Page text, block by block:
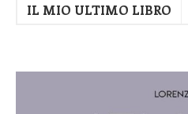
IL MIO ULTIMO LIBRO